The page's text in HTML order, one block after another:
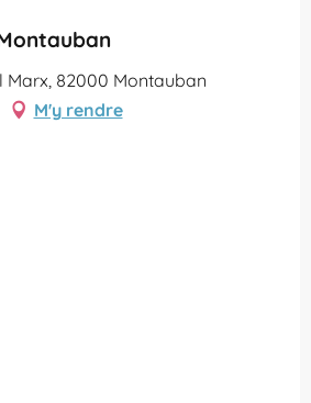
Marx, 82000 Montauban
M'y rendre